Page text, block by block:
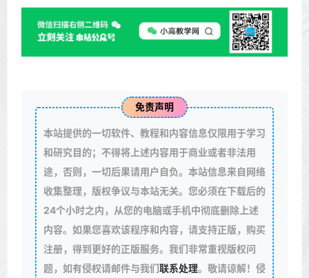
免责声明
本站提供的一切软件、教程和内容信息仅限用于学习
和研究目的；不得将上述内容用于商业或者非法用
途，否则，一切后果请用户自负。本站信息来自网络
收集整理，版权争议与本站无关。您必须在下载后的
24个小时之内，从您的电脑或手机中彻底删除上述
内容。如果您喜欢该程序和内容，请支持正版，购买
注册，得到更好的正版服务。我们非常重视版权问
题，如有侵权请邮件与我们联系处理。敬请谅解！侵